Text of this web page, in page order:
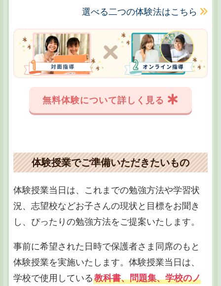
選べる二つの体験法はこちら
無料体験について詳しく見る
体験授業でご準備いただきたいもの
体験授業当日は、これまでの勉強方法や学習状
況、志望校などお子さんの現状と目標をお聞き
し、ぴったりの勉強方法をご提案いたします。
事前に希望された日時で保護者さま同席のもと
体験授業を実施いたします。体験授業当日は、
学校で使用している教科書、問題集、学校のノ